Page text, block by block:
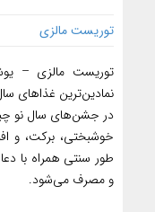
توریست مالزی
نمادین‌ترین غذاهای
در جشن‌های سال نو
خوشبختی، برکت، و
طور سنتی همراه با
و مصرف می‌شود.